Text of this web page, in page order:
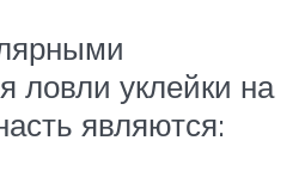
ловли уклейки на
являются: